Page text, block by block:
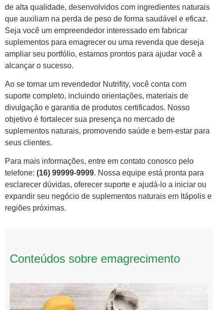
de alta qualidade, desenvolvidos com ingredientes naturais
que auxiliam na perda de peso de forma saudável e eficaz.
Seja você um empreendedor interessado em fabricar
suplementos para emagrecer ou uma revenda que deseja
ampliar seu portfólio, estamos prontos para ajudar você a
alcançar o sucesso.
Ao se tornar um revendedor Nutrifity, você conta com
suporte completo, incluindo orientações, materiais de
divulgação e garantia de produtos certificados. Nosso
objetivo é fortalecer sua presença no mercado de
suplementos naturais, promovendo saúde e bem-estar para
seus clientes.
Para mais informações, entre em contato conosco pelo
telefone: (16) 99999-9999. Nossa equipe está pronta para
esclarecer dúvidas, oferecer suporte e ajudá-lo a iniciar ou
expandir seu negócio de suplementos naturais em Itápolis e
regiões próximas.
Conteúdos sobre emagrecimento